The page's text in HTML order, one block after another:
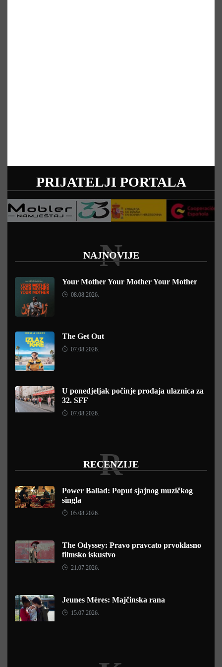
PRIJATELJI PORTALA
NAJNOVIJE
N
Your Mother Your Mother Your Mother
08.08.2026.
The Get Out
07.08.2026.
U ponedjeljak počinje prodaja ulaznica za
32. SFF
07.08.2026.
RECENZIJE
R
Power Ballad: Poput sjajnog muzičkog
singla
05.08.2026.
The Odyssey: Pravo pravcato prvoklasno
filmsko iskustvo
21.07.2026.
Jeunes Mères: Majčinska rana
15.07.2026.